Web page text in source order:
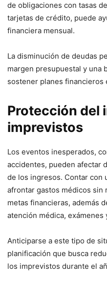
de obligaciones con tasas
tarjetas de crédito, puede
financiera mensual.
La disminución de deudas
margen presupuestal y una
sostener planes financieros
Protección del
imprevistos
Los eventos inesperados,
accidentes, pueden afectar
de los ingresos. Contar con
afrontar gastos médicos
metas financieras, además
atención médica, exámenes
Anticiparse a este tipo de
planificación que busca
los imprevistos durante el